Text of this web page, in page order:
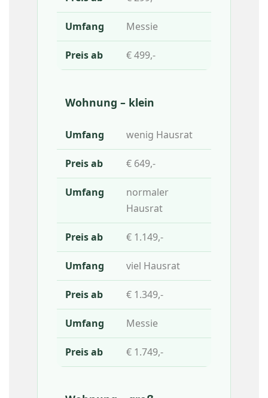
Messie
€ 499,-
Wohnung – klein
wenig Hausrat
€ 649,-
normaler
Hausrat
€ 1.149,-
viel Hausrat
€ 1.349,-
Messie
€ 1.749,-